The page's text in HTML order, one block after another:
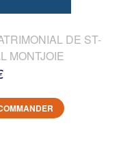
DE ST-
MONTJOIE